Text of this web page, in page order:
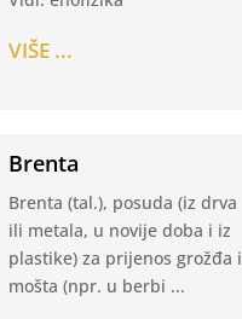
VIŠE ...
Brenta
Brenta (tal.), posuda (iz drva
ili metala, u novije doba i iz
plastike) za prijenos grožđa i
mošta (npr. u berbi ...